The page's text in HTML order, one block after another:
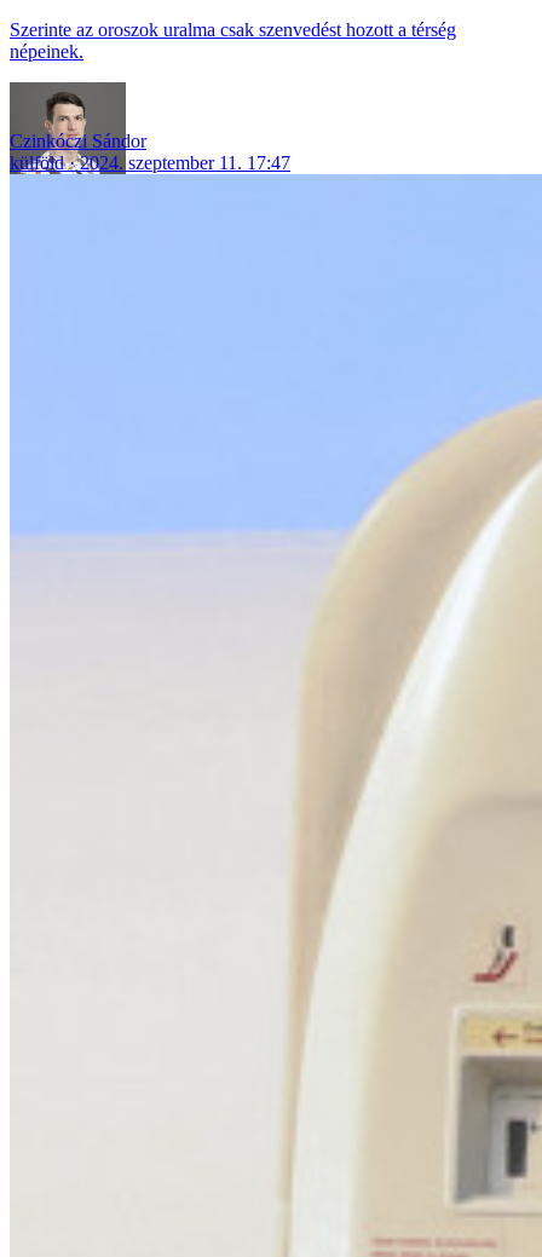
Szerinte az oroszok uralma csak szenvedést hozott a térség
népeinek.
Czinkóczi Sándor
külföld
2024. szeptember 11. 17:47